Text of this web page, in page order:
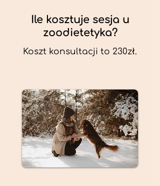
Ile kosztuje sesja u
zoodietetyka?
Koszt konsultacji to 230zł.